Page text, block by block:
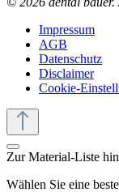
Impressum
AGB
Datenschutz
Disclaimer
Cookie-
Zur Material-Liste
Wählen Sie eine